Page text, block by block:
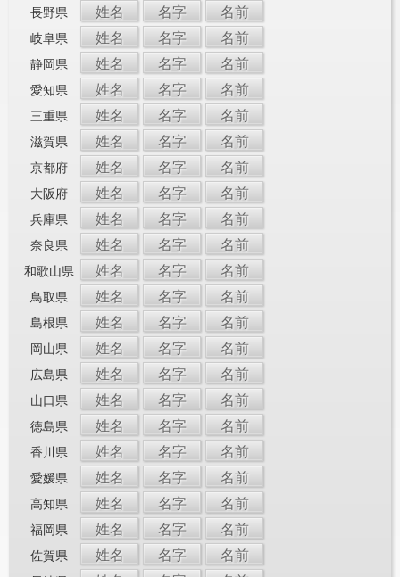
長野県 姓名 名字 名前
岐阜県 姓名 名字 名前
静岡県 姓名 名字 名前
愛知県 姓名 名字 名前
三重県 姓名 名字 名前
滋賀県 姓名 名字 名前
京都府 姓名 名字 名前
大阪府 姓名 名字 名前
兵庫県 姓名 名字 名前
奈良県 姓名 名字 名前
和歌山県 姓名 名字 名前
鳥取県 姓名 名字 名前
島根県 姓名 名字 名前
岡山県 姓名 名字 名前
広島県 姓名 名字 名前
山口県 姓名 名字 名前
徳島県 姓名 名字 名前
香川県 姓名 名字 名前
愛媛県 姓名 名字 名前
高知県 姓名 名字 名前
福岡県 姓名 名字 名前
佐賀県 姓名 名字 名前